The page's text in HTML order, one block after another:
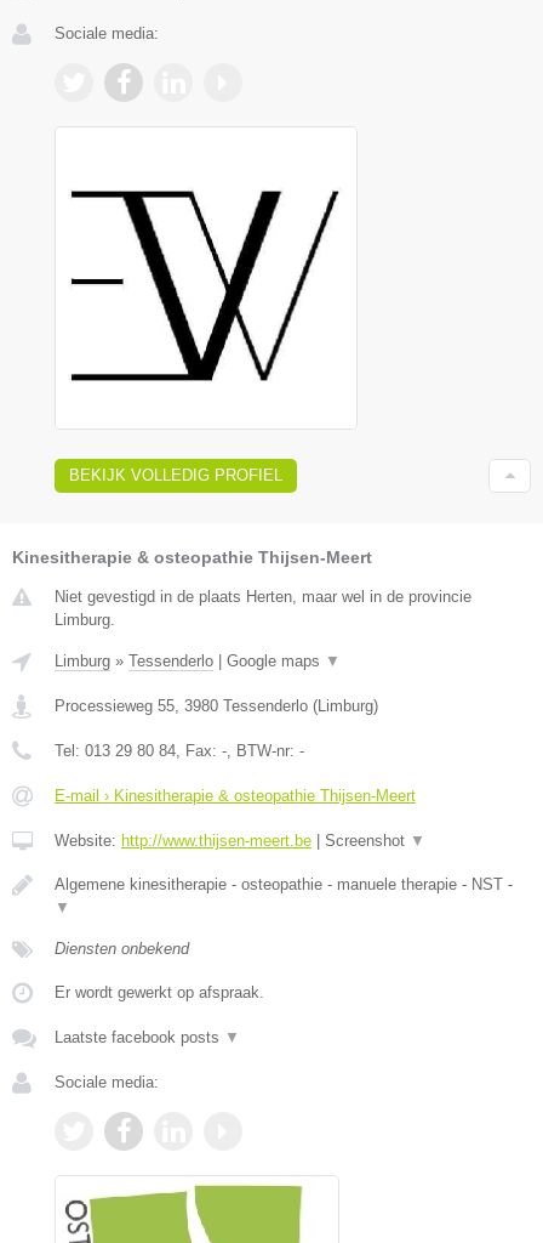
Sociale media:
BEKIJK VOLLEDIG PROFIEL
Kinesitherapie & osteopathie Thijsen-Meert
Niet gevestigd in de plaats Herten, maar wel in de provincie
Limburg.
Limburg » Tessenderlo Google maps ▼
Processieweg 55 3980 Tessenderlo ( Limburg)
Tel: 013 29 80 84 , Fax: - , BTW-nr: -
E-mail › Kinesitherapie & osteopathie Thijsen-Meert
Website: http://www.thijsen-meert.be Screenshot ▼
Algemene kinesitherapie - osteopathie - manuele therapie - NST -
▼
Diensten onbekend
Er wordt gewerkt op afspraak.
Laatste facebook posts ▼
Sociale media: